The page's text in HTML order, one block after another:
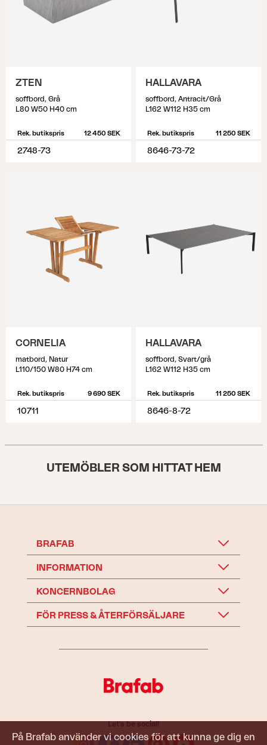
På Brafab använder vi cookies för att kunna ge dig en
ZTEN
soffbord, Grå
L80 W50 H40 cm
Rek. butikspris 12 450 SEK
2748-73
HALLAVARA
soffbord, Antracit/Grå
L162 W112 H35 cm
Rek. butikspris 11 250 SEK
8646-73-72
CORNELIA
matbord, Natur
L110/150 W80 H74 cm
Rek. butikspris 9 690 SEK
10711
HALLAVARA
soffbord, Svart/grå
L162 W112 H35 cm
Rek. butikspris 11 250 SEK
8646-8-72
UTEMÖBLER SOM HITTAT HEM
BRAFAB
INFORMATION
KONCERNBOLAG
FÖR PRESS & ÅTERFÖRSÄLJARE
Let's be social!